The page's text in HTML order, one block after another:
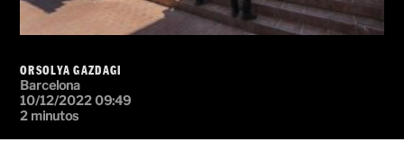
ORSOLYA GAZDAGI
Barcelona
10/12/2022 09:49
2 minutos